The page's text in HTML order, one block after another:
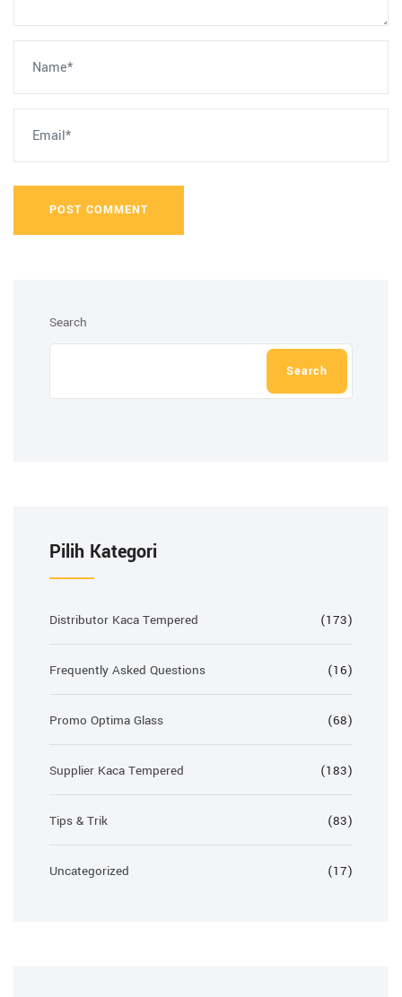
POST COMMENT
Search
Search
Pilih Kategori
Distributor Kaca Tempered (173)
Frequently Asked Questions (16)
Promo Optima Glass (68)
Supplier Kaca Tempered (183)
Tips & Trik (83)
Uncategorized (17)